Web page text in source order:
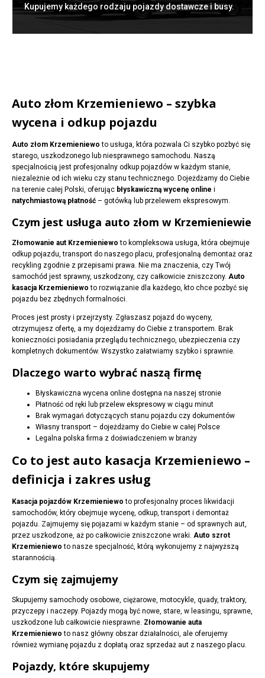
Kupujemy każdego rodzaju pojazdy dostawcze i busy.
Auto złom Krzemieniewo – szybka
wycena i odkup pojazdu
Auto złom Krzemieniewo to usługa, która pozwala Ci szybko pozbyć się
starego, uszkodzonego lub niesprawnego samochodu. Naszą
specjalnością jest profesjonalny odkup pojazdów w każdym stanie,
niezależnie od ich wieku czy stanu technicznego. Dojeżdżamy do Ciebie
na terenie całej Polski, oferując błyskawiczną wycenę online i
natychmiastową płatność – gotówką lub przelewem ekspresowym.
Czym jest usługa auto złom w Krzemieniewie
Złomowanie aut Krzemieniewo to kompleksowa usługa, która obejmuje
odkup pojazdu, transport do naszego placu, profesjonalną demontaż oraz
recykling zgodnie z przepisami prawa. Nie ma znaczenia, czy Twój
samochód jest sprawny, uszkodzony, czy całkowicie zniszczony. Auto
kasacja Krzemieniewo to rozwiązanie dla każdego, kto chce pozbyć się
pojazdu bez zbędnych formalności.
Proces jest prosty i przejrzysty. Zgłaszasz pojazd do wyceny,
otrzymujesz ofertę, a my dojeżdżamy do Ciebie z transportem. Brak
konieczności posiadania przeglądu technicznego, ubezpieczenia czy
kompletnych dokumentów. Wszystko załatwiamy szybko i sprawnie.
Dlaczego warto wybrać naszą firmę
Błyskawiczna wycena online dostępna na naszej stronie
Płatność od ręki lub przelew ekspresowy w ciągu minut
Brak wymagań dotyczących stanu pojazdu czy dokumentów
Własny transport – dojeżdżamy do Ciebie w całej Polsce
Legalna polska firma z doświadczeniem w branży
Co to jest auto kasacja Krzemieniewo –
definicja i zakres usług
Kasacja pojazdów Krzemieniewo to profesjonalny proces likwidacji
samochodów, który obejmuje wycenę, odkup, transport i demontaż
pojazdu. Zajmujemy się pojazami w każdym stanie – od sprawnych aut,
przez uszkodzone, aż po całkowicie zniszczone wraki. Auto szrot
Krzemieniewo to nasze specjalność, którą wykonujemy z najwyższą
starannością.
Czym się zajmujemy
Skupujemy samochody osobowe, ciężarowe, motocykle, quady, traktory,
przyczepy i naczepy. Pojazdy mogą być nowe, stare, w leasingu, sprawne,
uszkodzone lub całkowicie niesprawne. Złomowanie auta
Krzemieniewo to nasz główny obszar działalności, ale oferujemy
również wymianę pojazdu z dopłatą oraz sprzedaż aut z naszego placu.
Pojazdy, które skupujemy